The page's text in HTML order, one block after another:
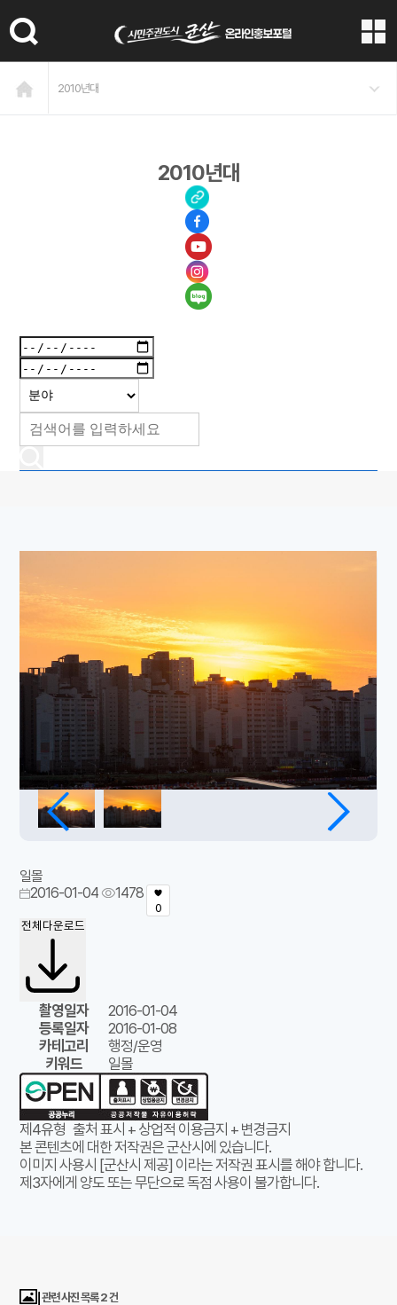
2010년대
2010년대
일몰
2016-01-04
1478
0
전체다운로드
촬영일자
2016-01-04
등록일자
2016-01-08
카테고리
행정/운영
키워드
일몰
제4유형 출처 표시 + 상업적 이용금지 + 변경금지
본 콘텐츠에 대한 저작권은 군산시에 있습니다.
이미지 사용시 [군산시 제공] 이라는 저작권 표시를 해야 합니다.
제3자에게 양도 또는 무단으로 독점 사용이 불가합니다.
관련 사진 목록2건